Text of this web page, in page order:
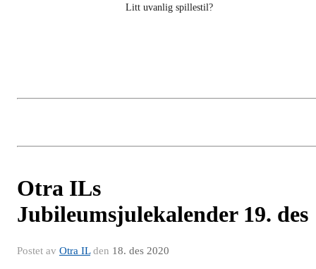
Litt uvanlig spillestil?
Otra ILs
Jubileumsjulekalender 19. des
Postet av Otra ILden 18. des 2020